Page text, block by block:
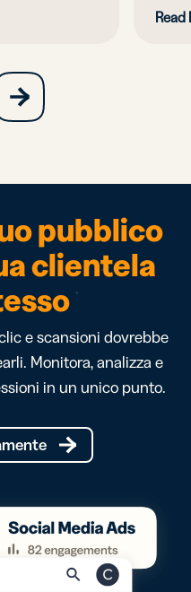
Read
next
slide
pubblico
clientela
e scansioni dovrebbe
Monitora, analizza e
in un unico punto.